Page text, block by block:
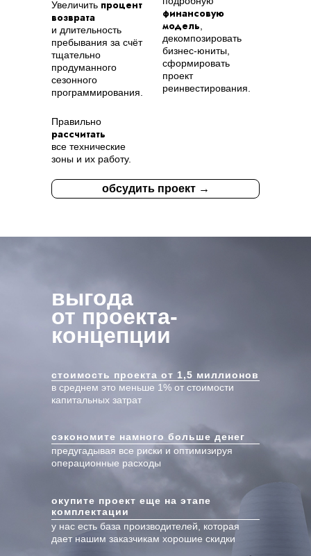
финансовую
модель
декомпозировать
бизнес-юниты,
сформировать
проект
реинвестирования.
Правильно
рассчитать
все технические
зоны и их работу.
Увеличить процент
возврата
и длительность
пребывания за счёт
тщательно
продуманного
сезонного
программирования.
обсудить проект →
стоимость проекта от 1,5 миллионов
в среднем это меньше 1% от стоимости
капитальных затрат
сэкономите намного больше денег
предугадывая все риски и оптимизируя
операционные расходы
окупите проект еще на этапе
комплектации
у нас есть база производителей, которая
дает нашим заказчикам хорошие скидки
выгода
от проекта-
концепции